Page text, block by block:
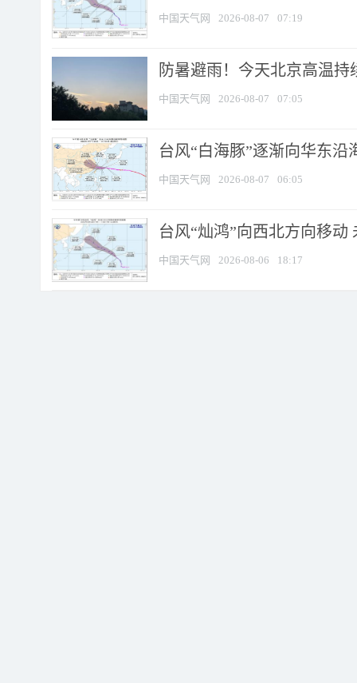
中国天气网 2026-08-07 07:19
防暑避雨！今天北京高温
中国天气网 2026-08-07 07:05
台风“白海豚”逐渐向华东沿
中国天气网 2026-08-07 06:05
台风“灿鸿”向西北方向移动
中国天气网 2026-08-06 18:17